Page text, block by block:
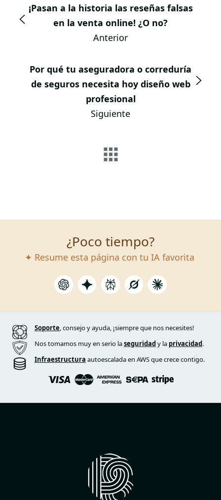
¡Pasan a la historia las reseñas falsas
en la venta online! ¿O no?
Anterior
Por qué tu aseguradora o correduría
de seguros necesita hoy diseño web
profesional
Siguiente
¿Poco tiempo?
✦ Resume esta página con tu IA favorita
Soporte, consejo y ayuda, ¡siempre que nos necesites!
Nos tomamos muy en serio laseguridady la privacidad.
Infraestructura autoescalada en AWS que crece contigo.